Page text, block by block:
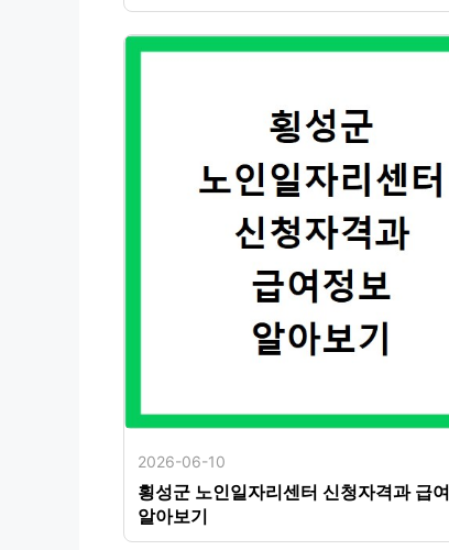
2026-06-10
횡성군 노인일자리센터 신청자격과 급
알아보기